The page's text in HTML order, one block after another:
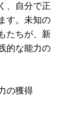
、自分で正
す。未知の
たちが、新
的な能力の
の獲得